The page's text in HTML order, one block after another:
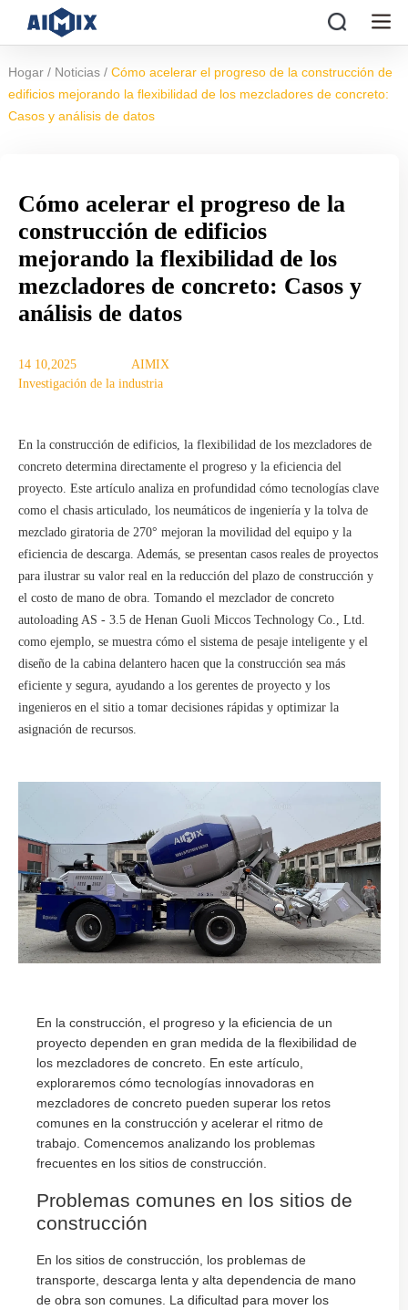
Hogar / Noticias / Cómo acelerar el progreso de la construcción de
edificios mejorando la flexibilidad de los mezcladores de concreto:
Casos y análisis de datos
Cómo acelerar el progreso de la
construcción de edificios
mejorando la flexibilidad de los
mezcladores de concreto: Casos y
análisis de datos
14 10,2025
AIMIX
Investigación de la industria
En la construcción de edificios, la flexibilidad de los mezcladores de
concreto determina directamente el progreso y la eficiencia del
proyecto. Este artículo analiza en profundidad cómo tecnologías clave
como el chasis articulado, los neumáticos de ingeniería y la tolva de
mezclado giratoria de 270° mejoran la movilidad del equipo y la
eficiencia de descarga. Además, se presentan casos reales de proyectos
para ilustrar su valor real en la reducción del plazo de construcción y
el costo de mano de obra. Tomando el mezclador de concreto
autoloading AS - 3.5 de Henan Guoli Miccos Technology Co., Ltd.
como ejemplo, se muestra cómo el sistema de pesaje inteligente y el
diseño de la cabina delantero hacen que la construcción sea más
eficiente y segura, ayudando a los gerentes de proyecto y los
ingenieros en el sitio a tomar decisiones rápidas y optimizar la
asignación de recursos.
En la construcción, el progreso y la eficiencia de un
proyecto dependen en gran medida de la flexibilidad de
los mezcladores de concreto. En este artículo,
exploraremos cómo tecnologías innovadoras en
mezcladores de concreto pueden superar los retos
comunes en la construcción y acelerar el ritmo de
trabajo. Comencemos analizando los problemas
frecuentes en los sitios de construcción.
Problemas comunes en los sitios de
construcción
En los sitios de construcción, los problemas de
transporte, descarga lenta y alta dependencia de mano
de obra son comunes. La dificultad para mover los